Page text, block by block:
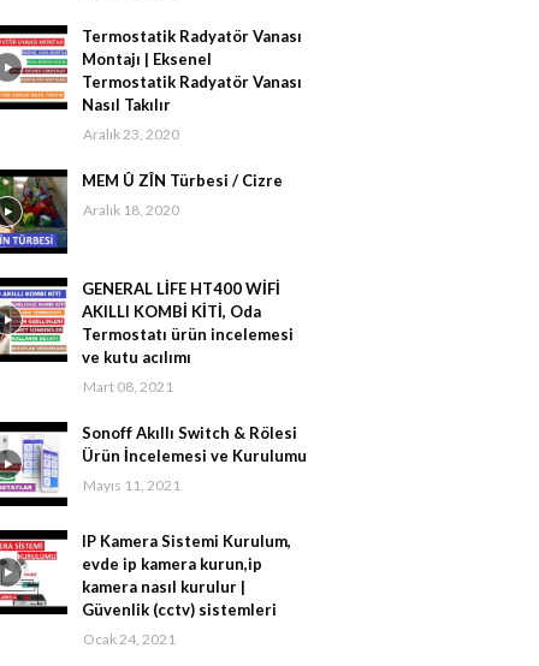
Termostatik Radyatör Vanası
Montajı | Eksenel
Termostatik Radyatör Vanası
Nasıl Takılır
Aralık 23, 2020
MEM Û ZÎN Türbesi / Cizre
Aralık 18, 2020
GENERAL LİFE HT400 WİFİ
AKILLI KOMBİ KİTİ, Oda
Termostatı ürün incelemesi
ve kutu acılımı
Mart 08, 2021
Sonoff Akıllı Switch & Rölesi
Ürün İncelemesi ve Kurulumu
Mayıs 11, 2021
IP Kamera Sistemi Kurulum,
evde ip kamera kurun,ip
kamera nasıl kurulur |
Güvenlik (cctv) sistemleri
Ocak 24, 2021